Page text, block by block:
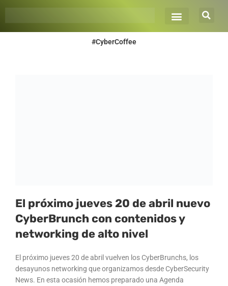
#CyberCoffee
El próximo jueves 20 de abril nuevo
CyberBrunch con contenidos y
networking de alto nivel
El próximo jueves 20 de abril vuelven los CyberBrunchs, los
desayunos networking que organizamos desde CyberSecurity
News. En esta ocasión hemos preparado una Agenda